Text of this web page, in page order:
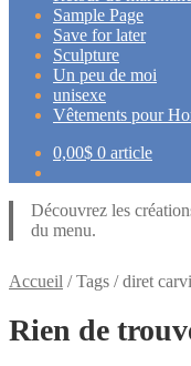
Sample Page
Save for later
Sculpture
Un peu de moi
unisexe
Vêtements pour
0,00$ 0 article
Découvrez les
du menu.
Accueil /Tags /diret
Rien de